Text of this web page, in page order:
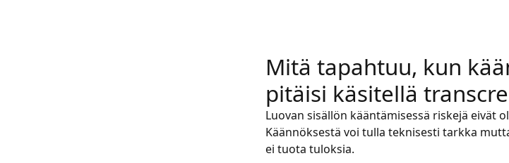
Mitä tapahtuu, kun
pitäisi käsitellä
Luovan sisällön kääntämisessä riskejä eivät
Käännöksestä voi tulla teknisesti tarkka
ei tuota tuloksia.